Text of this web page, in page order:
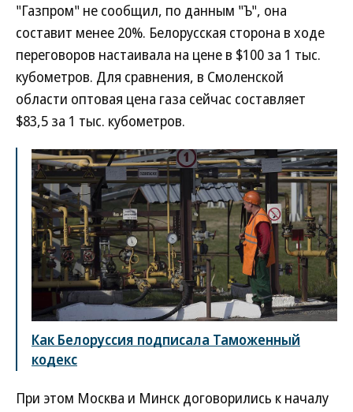
"Газпром" не сообщил, по данным "Ъ", она
составит менее 20%. Белорусская сторона в ходе
переговоров настаивала на цене в $100 за 1 тыс.
кубометров. Для сравнения, в Смоленской
области оптовая цена газа сейчас составляет
$83,5 за 1 тыс. кубометров.
Как Белоруссия подписала Таможенный
кодекс
При этом Москва и Минск договорились к началу